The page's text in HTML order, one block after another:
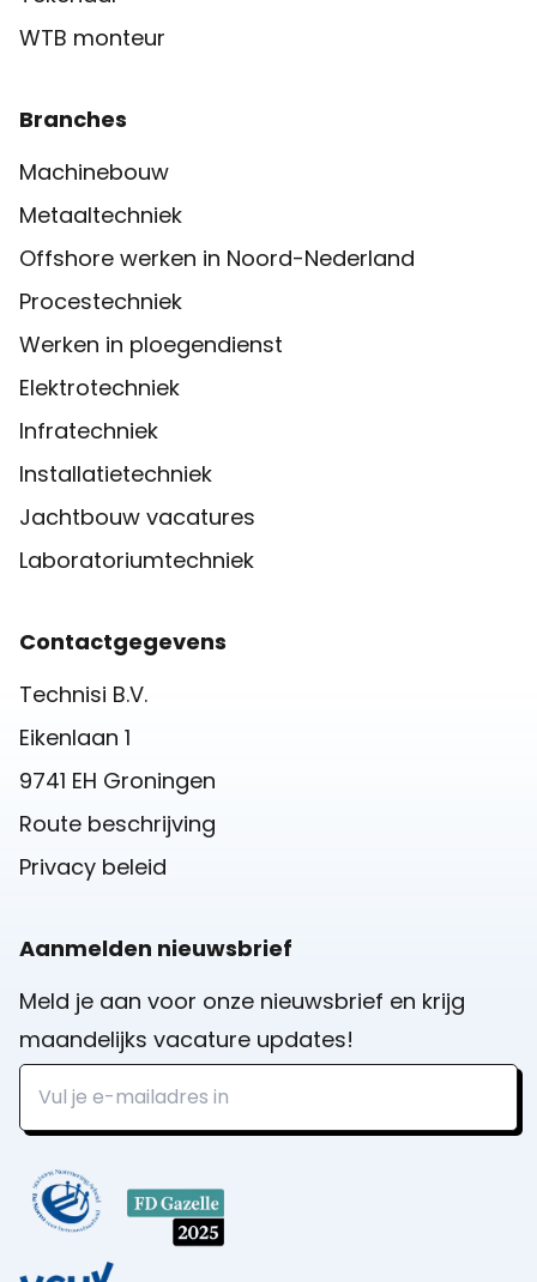
WTB monteur
Branches
Machinebouw
Metaaltechniek
Offshore werken in Noord-Nederland
Procestechniek
Werken in ploegendienst
Elektrotechniek
Infratechniek
Installatietechniek
Jachtbouw vacatures
Laboratoriumtechniek
Contactgegevens
Technisi B.V.
Eikenlaan 1
9741 EH Groningen
Route beschrijving
Privacy beleid
Aanmelden nieuwsbrief
Meld je aan voor onze nieuwsbrief en krijg
maandelijks vacature updates!